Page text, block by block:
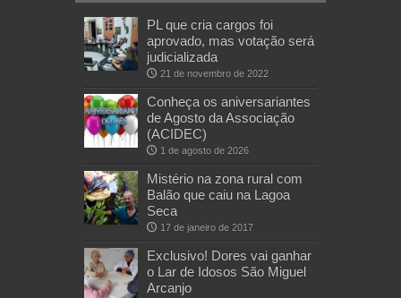
PL que cria cargos foi
aprovado, mas votação será
judicializada
21 de novembro de 2022
Conheça os aniversariantes
de Agosto da Associação
(ACIDEC)
1 de agosto de 2026
Mistério na zona rural com
Balão que caiu na Lagoa
Seca
17 de janeiro de 2017
Exclusivo! Dores vai ganhar
o Lar de Idosos São Miguel
Arcanjo